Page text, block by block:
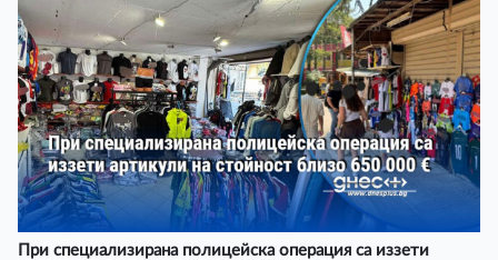
При специализирана полицейска операция са иззети